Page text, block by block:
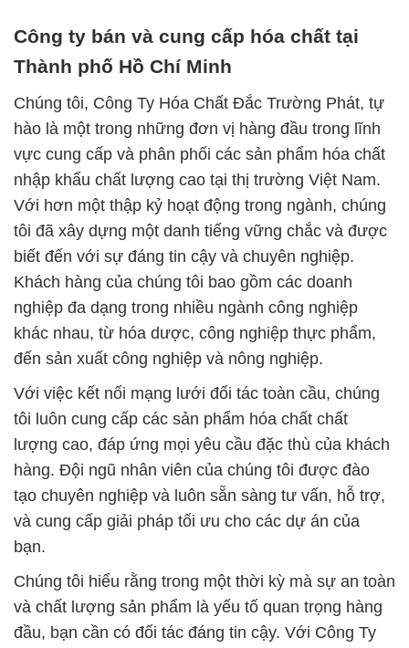
Công ty bán và cung cấp hóa chất tại
Thành phố Hồ Chí Minh
Chúng tôi, Công Ty Hóa Chất Đắc Trường Phát, tự
hào là một trong những đơn vị hàng đầu trong lĩnh
vực cung cấp và phân phối các sản phẩm hóa chất
nhập khẩu chất lượng cao tại thị trường Việt Nam.
Với hơn một thập kỷ hoạt động trong ngành, chúng
tôi đã xây dựng một danh tiếng vững chắc và được
biết đến với sự đáng tin cậy và chuyên nghiệp.
Khách hàng của chúng tôi bao gồm các doanh
nghiệp đa dạng trong nhiều ngành công nghiệp
khác nhau, từ hóa dược, công nghiệp thực phẩm,
đến sản xuất công nghiệp và nông nghiệp.
Với việc kết nối mạng lưới đối tác toàn cầu, chúng
tôi luôn cung cấp các sản phẩm hóa chất chất
lượng cao, đáp ứng mọi yêu cầu đặc thù của khách
hàng. Đội ngũ nhân viên của chúng tôi được đào
tạo chuyên nghiệp và luôn sẵn sàng tư vấn, hỗ trợ,
và cung cấp giải pháp tối ưu cho các dự án của
bạn.
Chúng tôi hiểu rằng trong một thời kỳ mà sự an toàn
và chất lượng sản phẩm là yếu tố quan trọng hàng
đầu, bạn cần có đối tác đáng tin cậy. Với Công Ty